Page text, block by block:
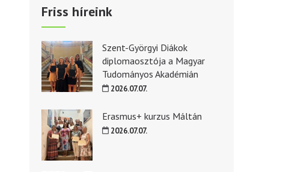
Friss híreink
Szent-Györgyi Diákok
diplomaosztója a Magyar
Tudományos Akadémián
2026.07.07.
Erasmus+ kurzus Máltán
2026.07.07.